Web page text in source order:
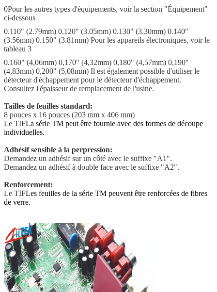
0Pour les autres types d'équipements, voir la section "Équipement"
ci-dessous
0.110" (2.79mm) 0.120" (3.05mm) 0.130" (3.30mm) 0.140"
(3.56mm) 0.150" (3.81mm) Pour les appareils électroniques, voir le
tableau 3
0.160" (4,06mm) 0,170" (4,32mm) 0,180" (4,57mm) 0,190"
(4,83mm) 0,200" (5,08mm) Il est également possible d'utiliser le
détecteur d'échappement pour le détecteur d'échappement.
Consultez l'épaisseur de remplacement de l'usine.
Tailles de feuilles standard:
8 pouces x 16 pouces (203 mm x 406 mm)
Le TIFLa série TM peut être fournie avec des formes de découpe
individuelles.
Adhésif sensible à la perpression:
Demandez un adhésif sur un côté avec le suffixe "A1".
Demandez un adhésif à double face avec le suffixe "A2".
Renforcement:
Le TIFLes feuilles de la série TM peuvent être renforcées de fibres
de verre.